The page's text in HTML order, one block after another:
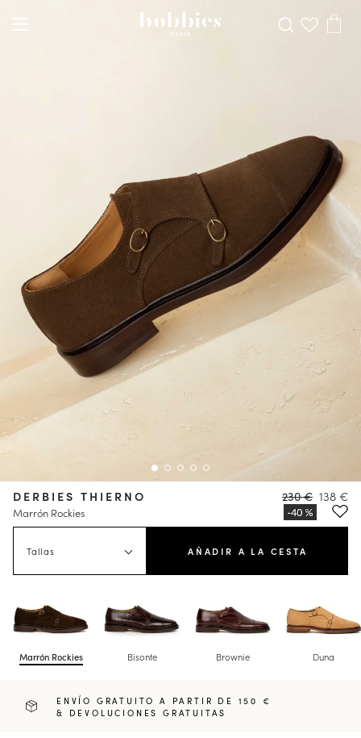
DERBIES THIERNO
Marrón Rockies
230 € 138 €
Tallas AÑADIR A LA CESTA
Marrón Rockies Bisonte Brownie Duna
ENVÍO GRATUITO A PARTIR DE 150 €
& DEVOLUCIONES GRATUITAS